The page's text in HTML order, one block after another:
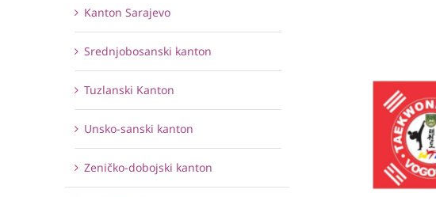
Kanton Sarajevo
Srednjobosanski kanton
Tuzlanski Kanton
Unsko-sanski kanton
Zeničko-dobojski kanton